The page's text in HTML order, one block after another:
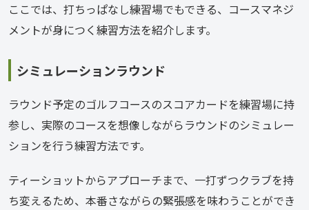
ここでは、打ちっぱなし練習場でもできる、コースマネジ
メントが身につく練習方法を紹介します。
シミュレーションラウンド
ラウンド予定のゴルフコースのスコアカードを練習場に持
参し、実際のコースを想像しながらラウンドのシミュレー
ションを行う練習方法です。
ティーショットからアプローチまで、一打ずつクラブを持
ち変えるため、本番さながらの緊張感を味わうことができ